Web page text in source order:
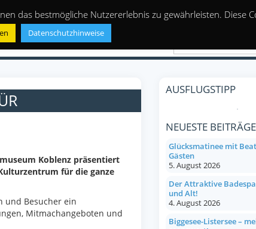
Koblenz präsentiert
für die ganze
und Besucher ein
Mitmachangeboten und
AUSFLUGSTIPP
NEUESTE BEITRÄGE
Glücksmatinee mit
Gästen
5. August 2026
Der Attraktive
und Alt!
4. August 2026
Biggesee-Listersee –
das bestmögliche Nutzererlebnis zu gewährleisten. Diese
Datenschutzhinweise